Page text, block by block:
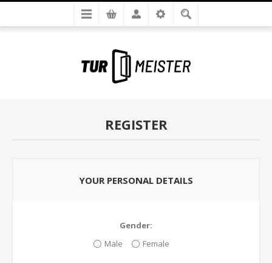
REGISTER
YOUR PERSONAL DETAILS
Gender:
Male
Female